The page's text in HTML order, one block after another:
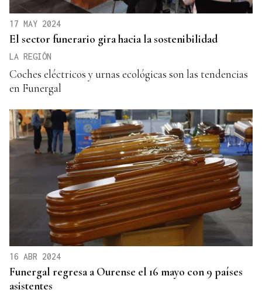
17 MAY 2024
El sector funerario gira hacia la sostenibilidad
LA REGIÓN
Coches eléctricos y urnas ecológicas son las tendencias
en Funergal
16 ABR 2024
Funergal regresa a Ourense el 16 mayo con 9 países
asistentes